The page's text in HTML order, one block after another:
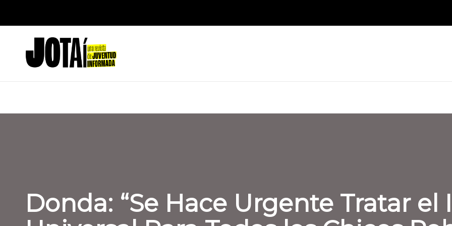
Saltar
contenido
J
o
a
revista
de
Donda: “Se Hace Urgente Tratar el